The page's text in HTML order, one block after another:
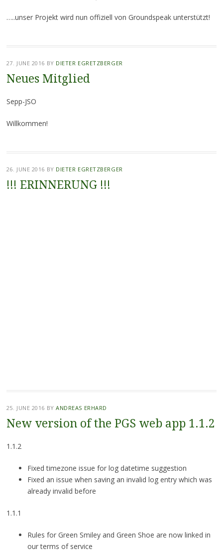
…..unser Projekt wird nun offiziell von Groundspeak unterstützt!
27. JUNE 2016 BY DIETER EGRETZBERGER
Neues Mitglied
Sepp-JSO
Willkommen!
26. JUNE 2016 BY DIETER EGRETZBERGER
!!! ERINNERUNG !!!
25. JUNE 2016 BYANDREAS ERHARD
New version of the PGS web app 1.1.2
1.1.2
Fixed timezone issue for log datetime suggestion
Fixed an issue when saving an invalid log entry which was
already invalid before
1.1.1
Rules for Green Smiley and Green Shoe are now linked in
our terms of service